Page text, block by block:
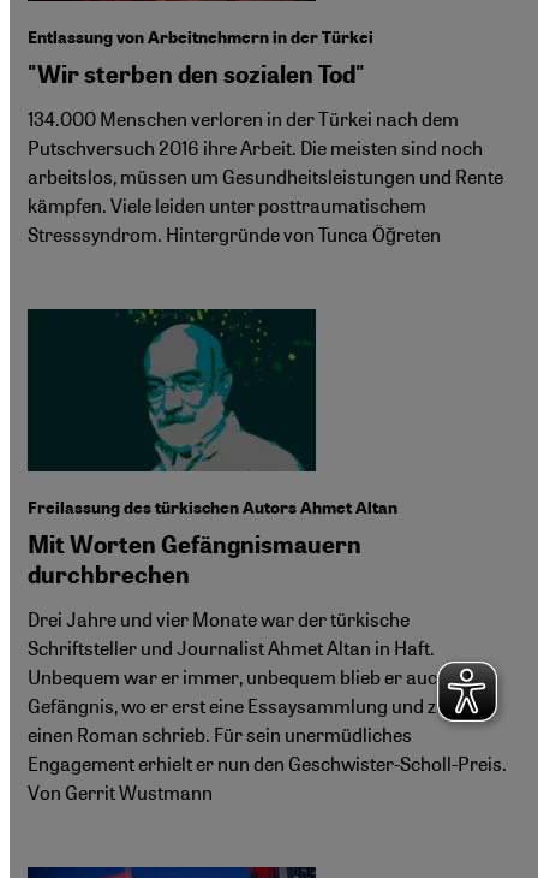
Entlassung von Arbeitnehmern in der Türkei
"Wir sterben den sozialen Tod"
134.000 Menschen verloren in der Türkei nach dem
Putschversuch 2016 ihre Arbeit. Die meisten sind noch
arbeitslos, müssen um Gesundheitsleistungen und Rente
kämpfen. Viele leiden unter posttraumatischem
Stresssyndrom. Hintergründe von Tunca Öğreten
Freilassung des türkischen Autors Ahmet Altan
Mit Worten Gefängnismauern
durchbrechen
Drei Jahre und vier Monate war der türkische
Schriftsteller und Journalist Ahmet Altan in Haft.
Unbequem war er immer, unbequem blieb er auch im
Gefängnis, wo er erst eine Essaysammlung und zuletzt
einen Roman schrieb. Für sein unermüdliches
Engagement erhielt er nun den Geschwister-Scholl-Preis.
Von Gerrit Wustmann